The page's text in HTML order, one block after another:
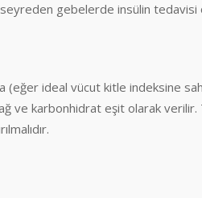
gebelerde insülin tedavisi
(eğer ideal vücut kitle indeksine
ve karbonhidrat eşit olarak